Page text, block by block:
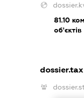
81.10
об'єктів
dossier.tax